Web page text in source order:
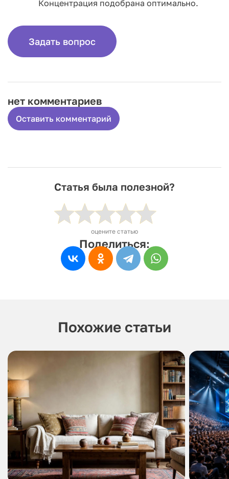
Концентрация подобрана оптимально.
Задать вопрос
нет комментариев
Оставить комментарий
Статья была полезной?
оцените статью
Поделиться:
Похожие статьи